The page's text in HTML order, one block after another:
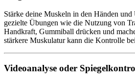
Stärke deine Muskeln in den Händen und
gezielte Übungen wie die Nutzung von
Handkraft, Gummiball drücken und
stärkere Muskulatur kann die Kontrolle
Videoanalyse oder